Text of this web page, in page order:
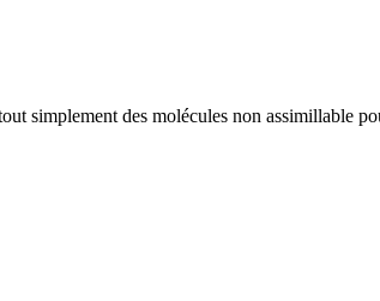
simplement des molécules non assimillable